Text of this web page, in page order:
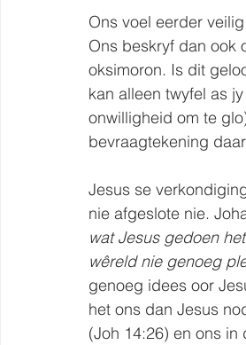
Ons voel eerder
Ons beskryf dan ook
oksimoron. Is dit
kan alleen twyfel as
onwilligheid om te
bevraagtekening
Jesus se
nie afgeslote nie.
wat Jesus gedoen
wêreld nie genoeg
genoeg idees oor
het ons dan Jesus
(Joh 14:26) en ons